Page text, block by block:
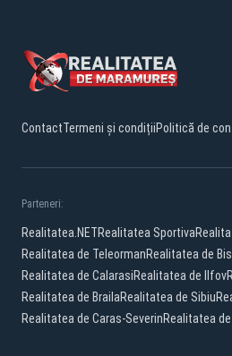
ContactTermeni și condițiiPolitică de
Parteneri:
Realitatea.NETRealitatea Sportiva
Realitatea de TeleormanRealitatea de
Realitatea de CalarasiRealitatea de Ilfov
Realitatea de BrailaRealitatea de Sibiu
Realitatea de Caras-SeverinRealitatea